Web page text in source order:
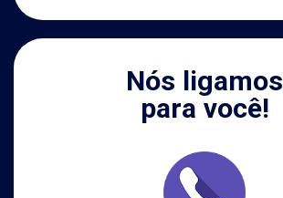
Nós ligamos
para você!